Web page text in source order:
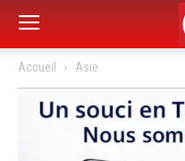
Accueil Asie